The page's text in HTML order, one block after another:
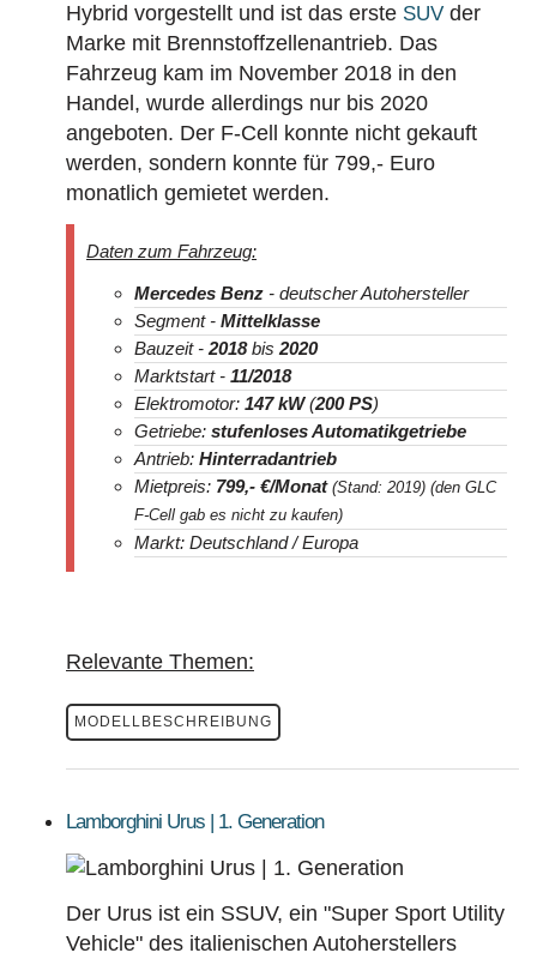
Hybrid vorgestellt und ist das erste SUV der
Marke mit Brennstoffzellenantrieb. Das
Fahrzeug kam im November 2018 in den
Handel, wurde allerdings nur bis 2020
angeboten. Der F-Cell konnte nicht gekauft
werden, sondern konnte für 799,- Euro
monatlich gemietet werden.
Daten zum Fahrzeug:
Mercedes Benz - deutscher Autohersteller
Segment - Mittelklasse
Bauzeit - 2018bis 2020
Marktstart - 11/2018
Elektromotor: 147 kW(200 PS)
Getriebe: stufenloses Automatikgetriebe
Antrieb: Hinterradantrieb
Mietpreis: 799,- €/Monat (Stand: 2019) (den GLC
F-Cell gab es nicht zu kaufen)
Markt: Deutschland / Europa
Relevante Themen:
MODELLBESCHREIBUNG
Lamborghini Urus | 1. Generation
Der Urus ist ein SSUV, ein "Super Sport Utility
Vehicle" des italienischen Autoherstellers